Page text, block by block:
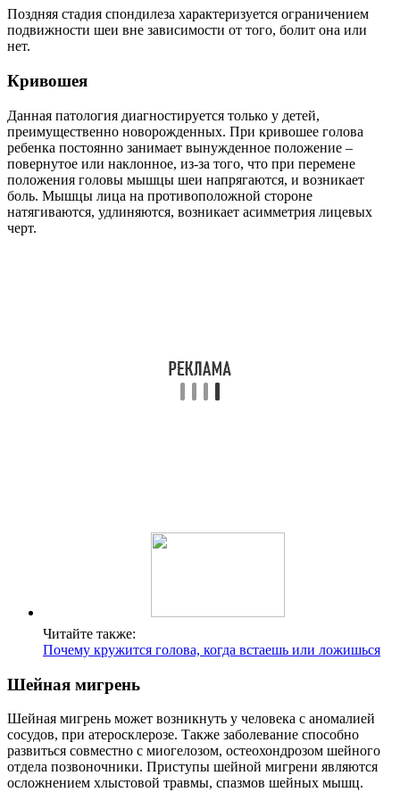
Поздняя стадия спондилеза характеризуется ограничением
подвижности шеи вне зависимости от того, болит она или
нет.
Кривошея
Данная патология диагностируется только у детей,
преимущественно новорожденных. При кривошее голова
ребенка постоянно занимает вынужденное положение –
повернутое или наклонное, из-за того, что при перемене
положения головы мышцы шеи напрягаются, и возникает
боль. Мышцы лица на противоположной стороне
натягиваются, удлиняются, возникает асимметрия лицевых
черт.
Читайте также:
Почему кружится голова, когда встаешь или ложишься
Шейная мигрень
Шейная мигрень может возникнуть у человека с аномалией
сосудов, при атеросклерозе. Также заболевание способно
развиться совместно с миогелозом, остеохондрозом шейного
отдела позвоночники. Приступы шейной мигрени являются
осложнением хлыстовой травмы, спазмов шейных мышц.